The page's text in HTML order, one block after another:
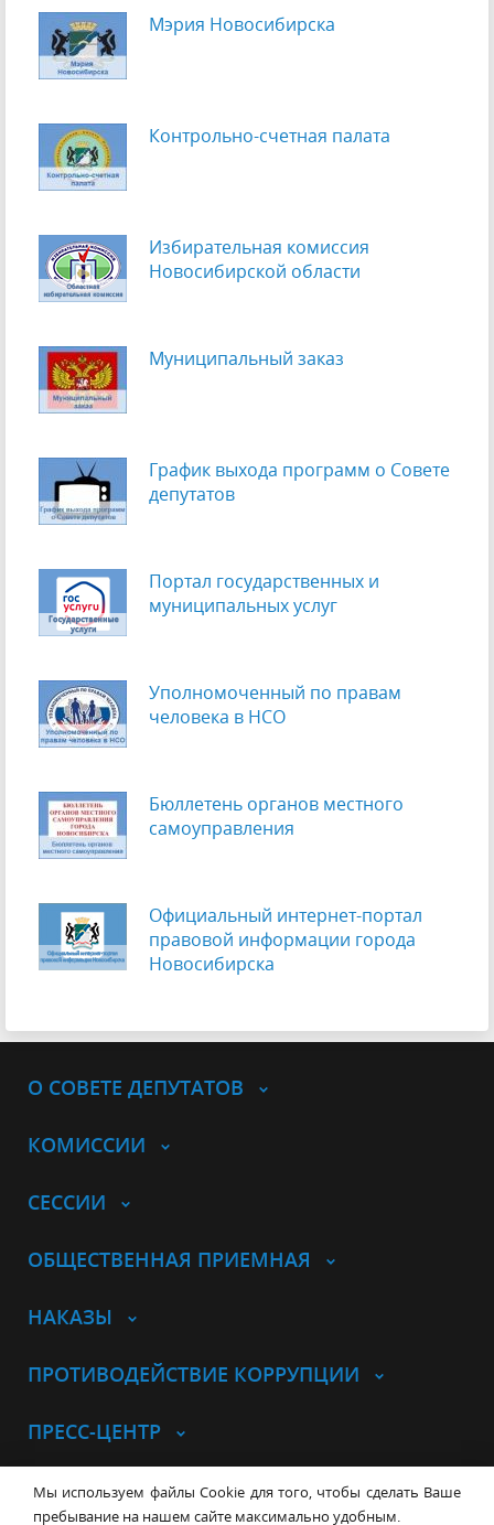
Мэрия Новосибирска
Контрольно-счетная палата
Избирательная комиссия
Новосибирской области
Муниципальный заказ
График выхода программ о Cовете
депутатов
Портал государственных и
муниципальных услуг
Уполномоченный по правам
человека в НСО
Бюллетень органов местного
самоуправления
Официальный интернет-портал
правовой информации города
Новосибирска
О СОВЕТЕ ДЕПУТАТОВ
КОМИССИИ
СЕССИИ
ОБЩЕСТВЕННАЯ ПРИЕМНАЯ
НАКАЗЫ
ПРОТИВОДЕЙСТВИЕ КОРРУПЦИИ
ПРЕСС-ЦЕНТР
© Совет депутатов города
НовосибирскаКонтакты Карта сайта
Мы используем файлы Cookie для того, чтобы сделать Ваше
пребывание на нашем сайте максимально удобным.